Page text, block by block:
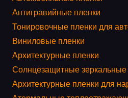
Антигравийные пленки
Тонировочные пленки для
Виниловые пленки
Архитектурные пленки
Солнцезащитные зеркальные
Архитектурные пленки для